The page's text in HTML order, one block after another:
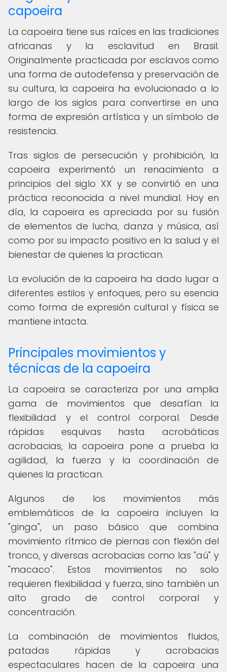
capoeira
La capoeira tiene sus raíces en las tradiciones
africanas y la esclavitud en Brasil.
Originalmente practicada por esclavos como
una forma de autodefensa y preservación de
su cultura, la capoeira ha evolucionado a lo
largo de los siglos para convertirse en una
forma de expresión artística y un símbolo de
resistencia.
Tras siglos de persecución y prohibición, la
capoeira experimentó un renacimiento a
principios del siglo XX y se convirtió en una
práctica reconocida a nivel mundial. Hoy en
día, la capoeira es apreciada por su fusión
de elementos de lucha, danza y música, así
como por su impacto positivo en la salud y el
bienestar de quienes la practican.
La evolución de la capoeira ha dado lugar a
diferentes estilos y enfoques, pero su esencia
como forma de expresión cultural y física se
mantiene intacta.
Principales movimientos y
técnicas de la capoeira
La capoeira se caracteriza por una amplia
gama de movimientos que desafían la
flexibilidad y el control corporal. Desde
rápidas esquivas hasta acrobáticas
acrobacias, la capoeira pone a prueba la
agilidad, la fuerza y la coordinación de
quienes la practican.
Algunos de los movimientos más
emblemáticos de la capoeira incluyen la
"ginga", un paso básico que combina
movimiento rítmico de piernas con flexión del
tronco, y diversas acrobacias como las "aú" y
"macaco". Estos movimientos no solo
requieren flexibilidad y fuerza, sino también un
alto grado de control corporal y
concentración.
La combinación de movimientos fluidos,
patadas rápidas y acrobacias
espectaculares hacen de la capoeira una